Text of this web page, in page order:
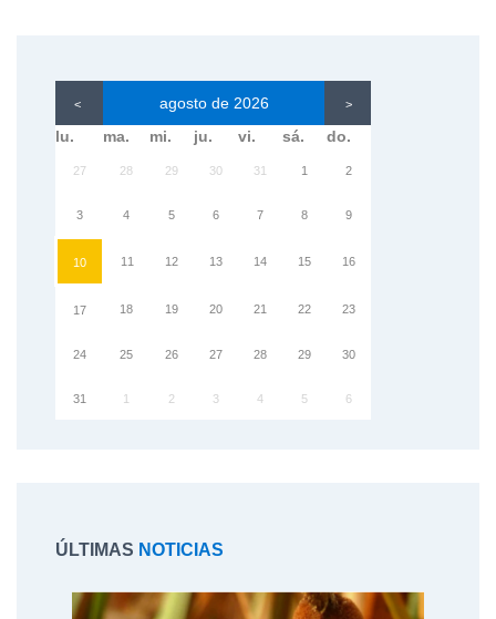
< agosto de 2026 >
lu. ma. mi. ju. vi. sá. do.
27 28 29 30 31 1 2
3 4 5 6 7 8 9
10 11 12 13 14 15 16
17 18 19 20 21 22 23
24 25 26 27 28 29 30
31 1 2 3 4 5 6
ÚLTIMAS NOTICIAS